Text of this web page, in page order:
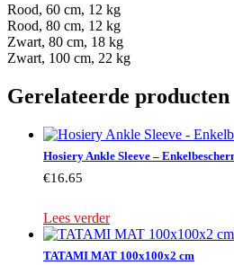
Rood, 60 cm, 12 kg
Rood, 80 cm, 12 kg
Zwart, 80 cm, 18 kg
Zwart, 100 cm, 22 kg
Gerelateerde producten
Hosiery Ankle Sleeve –
€16.65
Lees verder
TATAMI MAT 100x100x2 cm